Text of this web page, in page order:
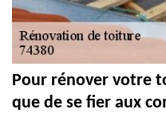
Pour rénover votre
que de se fier aux